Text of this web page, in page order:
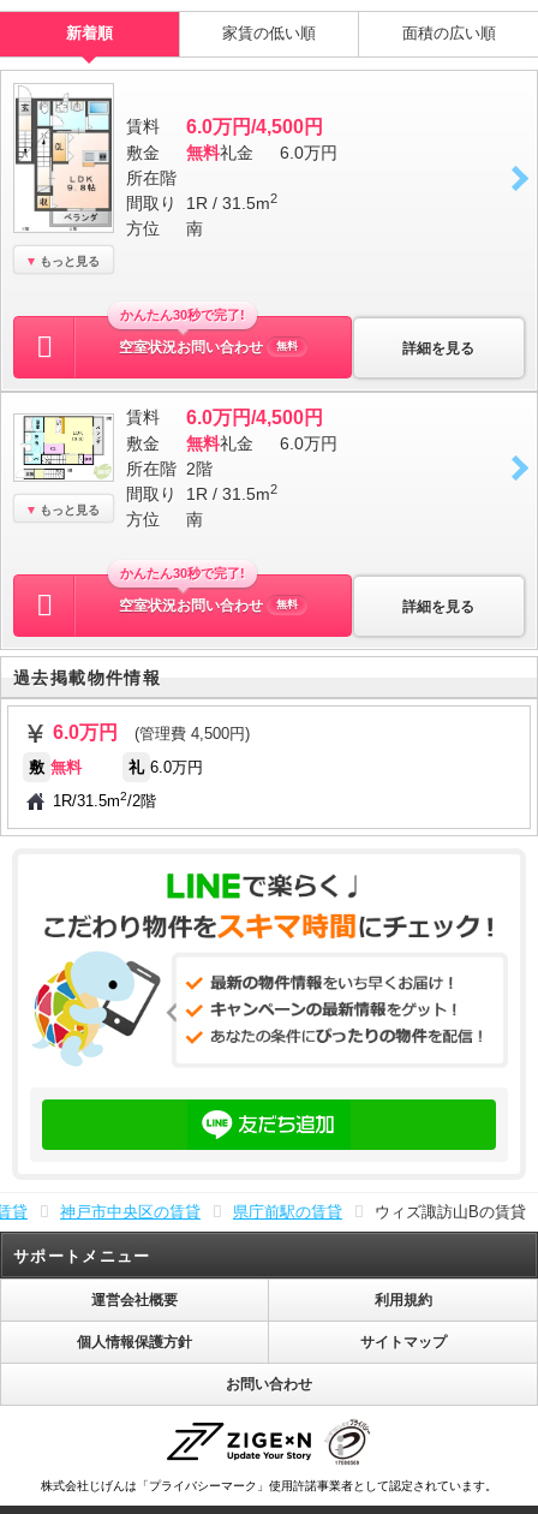
新着順 家賃の低い順 面積の広い順
もっと見る
賃料 6.0万円/4,500円
敷金 無料礼金
6.0万円
所在階
間取り
1R / 31.5m2
方位 南
詳細を見る
かんたん30秒で完了!
空室状況お問い合わせ 無料
もっと見る
賃料 6.0万円/4,500円
敷金 無料礼金
6.0万円
所在階 2階
間取り
1R / 31.5m2
方位 南
詳細を見る
かんたん30秒で完了!
空室状況お問い合わせ 無料
過去掲載物件情報
6.0万円
(管理費 4,500円)
敷 無料 礼 6.0万円
1R/31.5m2/2階
貸 神戸市中央区の賃貸 県庁前駅の賃貸 ウィズ諏訪山Bの賃貸
サポートメニュー
運営会社概要 利用規約
個人情報保護方針 サイトマップ
お問い合わせ
株式会社じげんは「プライバシーマーク」使用許諾事業者として認定されています。